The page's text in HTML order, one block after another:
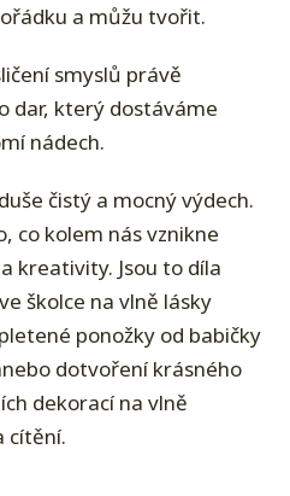
a můžu tvořit.
smyslů právě
dar, který dostáváme
nádech.
čistý a mocný výdech.
co kolem nás vznikne
kreativity. Jsou to díla
školce na vlně lásky
ponožky od babičky
dotvoření krásného
dekorací na vlně
cítění.